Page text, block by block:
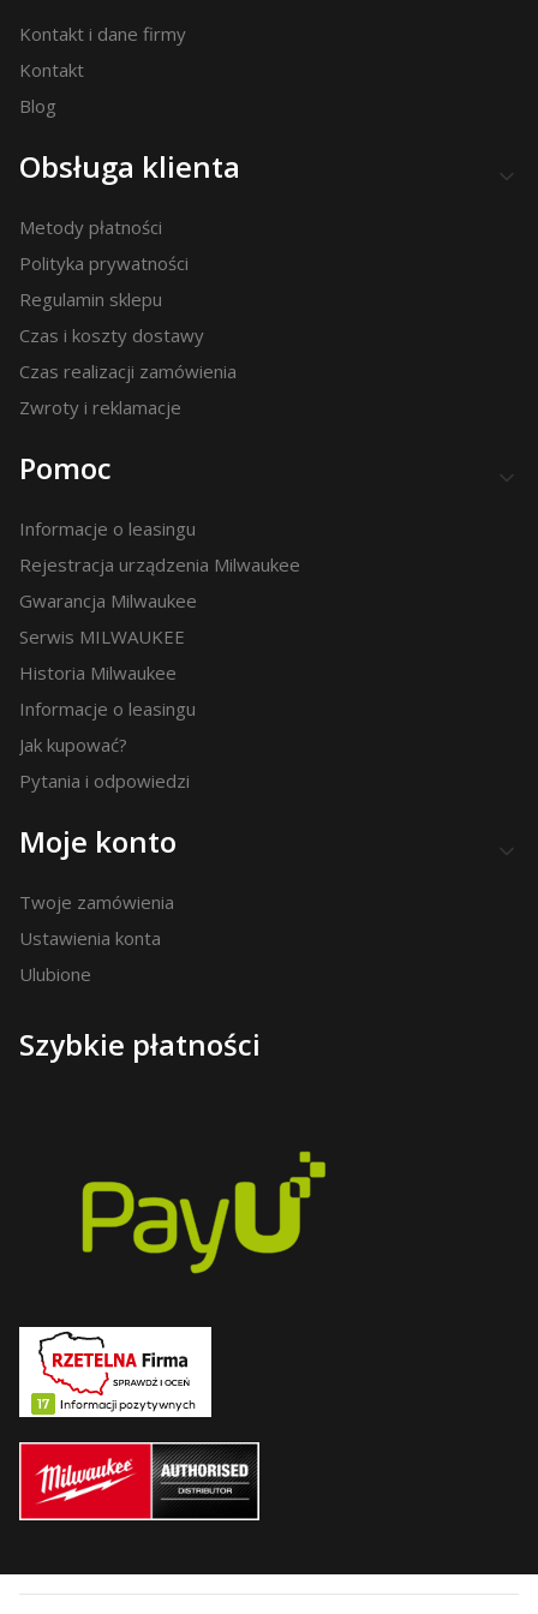
Kontakt i dane firmy
Kontakt
Blog
Obsługa klienta
Metody płatności
Polityka prywatności
Regulamin sklepu
Czas i koszty dostawy
Czas realizacji zamówienia
Zwroty i reklamacje
Pomoc
Informacje o leasingu
Rejestracja urządzenia Milwaukee
Gwarancja Milwaukee
Serwis MILWAUKEE
Historia Milwaukee
Informacje o leasingu
Jak kupować?
Pytania i odpowiedzi
Moje konto
Twoje zamówienia
Ustawienia konta
Ulubione
Szybkie płatności